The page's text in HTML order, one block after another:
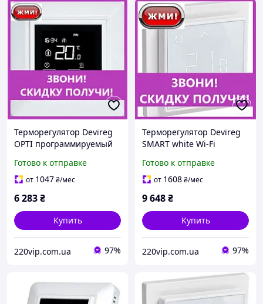
Терморегулятор Devireg
OPTI программируемый
теплого пола, датчик
температуры Деви
Готово к отправке
от 1047₴/мес
6 283₴
Купить
220vip.com.ua 97%
Терморегулятор Devireg
SMART white Wi-Fi
(140F1141), термостат
теплого пола, датчик
Готово к отправке
от 1608₴/мес
9 648₴
Купить
220vip.com.ua 97%